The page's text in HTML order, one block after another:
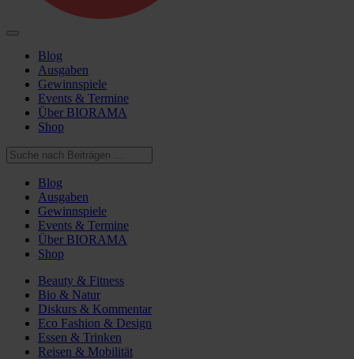
Blog
Ausgaben
Gewinnspiele
Events & Termine
Über BIORAMA
Shop
Blog
Ausgaben
Gewinnspiele
Events & Termine
Über BIORAMA
Shop
Beauty & Fitness
Bio & Natur
Diskurs & Kommentar
Eco Fashion & Design
Essen & Trinken
Reisen & Mobilität